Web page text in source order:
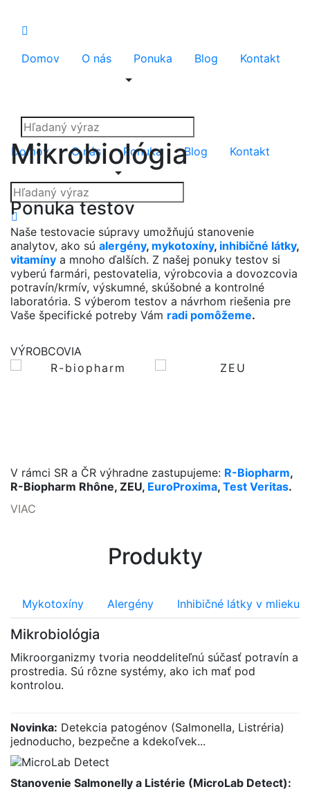
Domov O nás Ponuka Blog Kontakt
Domov O nás Ponuka Blog Kontakt
Mikrobiológia
Ponuka testov
Naše testovacie súpravy umožňujú stanovenie
analytov, ako sú alergény, mykotoxíny, inhibičné látky,
vitamíny a mnoho ďalších. Z našej ponuky testov si
vyberú farmári, pestovatelia, výrobcovia a dovozcovia
potravín/krmív, výskumné, skúšobné a kontrolné
laboratória. S výberom testov a návrhom riešenia pre
Vaše špecifické potreby Vám radi pomôžeme.
VÝROBCOVIA
V rámci SR a ČR výhradne zastupujeme: R-Biopharm,
R-Biopharm Rhône, ZEU, EuroProxima, Test Veritas.
VIAC
Produkty
Mykotoxíny Alergény Inhibičné látky v mlieku
Mikrobiológia
Mikroorganizmy tvoria neoddeliteľnú súčasť potravín a
prostredia. Sú rôzne systémy, ako ich mať pod
kontrolou.
Novinka: Detekcia patogénov (Salmonella, Listréria)
jednoducho, bezpečne a kdekoľvek...
Stanovenie Salmonelly a Listérie (MicroLab Detect):